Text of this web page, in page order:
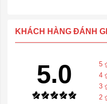
KHÁCH HÀNG ĐÁNH
5.0 5
4
3
2